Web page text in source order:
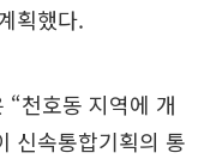
획했다.
“천호동 지역에 개
신속통합기획의 통